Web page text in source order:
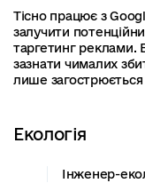
Тісно працює з
залучити
таргетинг реклами.
зазнати чималих
лише
Екологія
Інженер-